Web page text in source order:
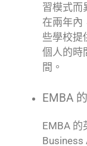
習模式而
在兩年內
些學校提
個人的時
間。
EMBA
EMBA